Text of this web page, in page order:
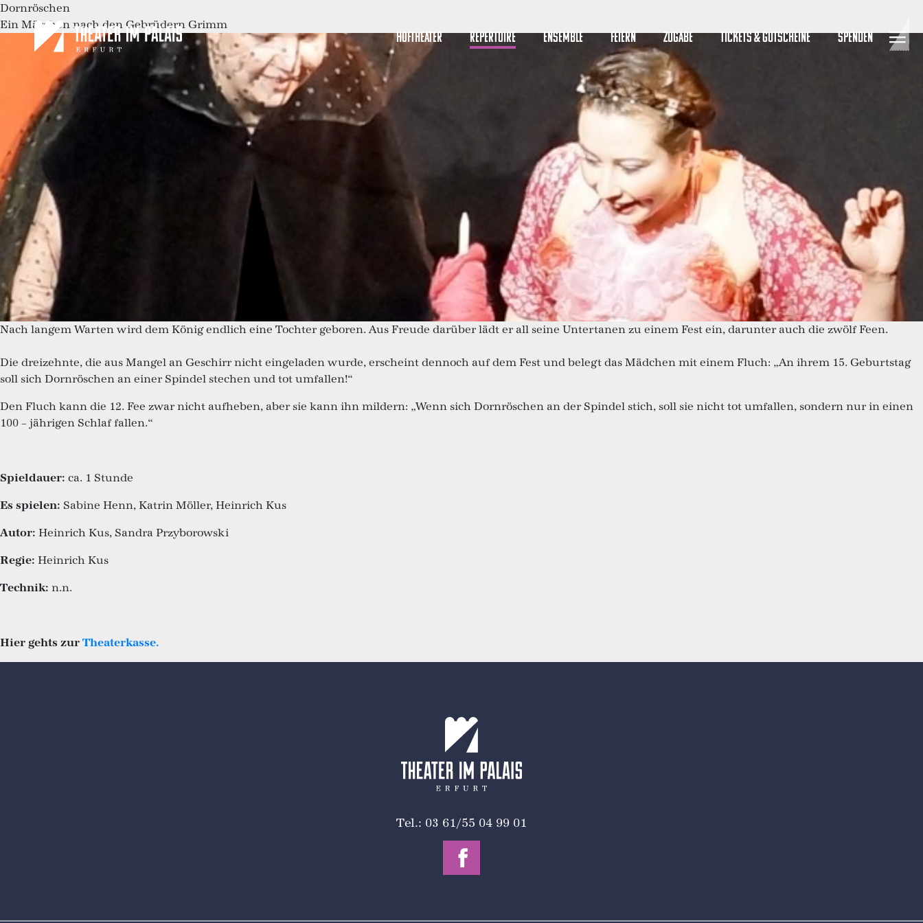
HOFTHEATER REPERTOIRE ENSEMBLE FEIERN ZUGABE TICKETS & GUTSCHEINE SPENDEN
Dornröschen
Ein Märchen nach den Gebrüdern Grimm
Nach langem Warten wird dem König endlich eine Tochter geboren. Aus Freude darüber lädt er all seine Untertanen zu einem Fest ein, darunter auch die zwölf Feen.
Die dreizehnte, die aus Mangel an Geschirr nicht eingeladen wurde, erscheint dennoch auf dem Fest und belegt das Mädchen mit einem Fluch: „An ihrem 15. Geburtstag
soll sich Dornröschen an einer Spindel stechen und tot umfallen!“
Den Fluch kann die 12. Fee zwar nicht aufheben, aber sie kann ihn mildern: „Wenn sich Dornröschen an der Spindel stich, soll sie nicht tot umfallen, sondern nur in einen
100 – jährigen Schlaf fallen.“
Spieldauer: ca. 1 Stunde
Es spielen: Sabine Henn, Katrin Möller, Heinrich Kus
Autor: Heinrich Kus, Sandra Przyborowski
Regie: Heinrich Kus
Technik: n.n.
Hier gehts zur Theaterkasse.
Tel.: 03 61/55 04 99 01